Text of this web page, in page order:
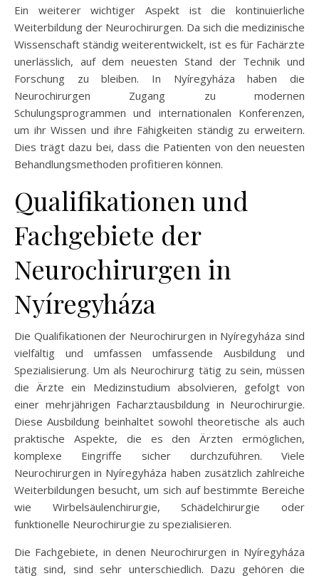
Ein weiterer wichtiger Aspekt ist die kontinuierliche
Weiterbildung der Neurochirurgen. Da sich die medizinische
Wissenschaft ständig weiterentwickelt, ist es für Fachärzte
unerlässlich, auf dem neuesten Stand der Technik und
Forschung zu bleiben. In Nyíregyháza haben die
Neurochirurgen Zugang zu modernen
Schulungsprogrammen und internationalen Konferenzen,
um ihr Wissen und ihre Fähigkeiten ständig zu erweitern.
Dies trägt dazu bei, dass die Patienten von den neuesten
Behandlungsmethoden profitieren können.
Qualifikationen und
Fachgebiete der
Neurochirurgen in
Nyíregyháza
Die Qualifikationen der Neurochirurgen in Nyíregyháza sind
vielfältig und umfassen umfassende Ausbildung und
Spezialisierung. Um als Neurochirurg tätig zu sein, müssen
die Ärzte ein Medizinstudium absolvieren, gefolgt von
einer mehrjährigen Facharztausbildung in Neurochirurgie.
Diese Ausbildung beinhaltet sowohl theoretische als auch
praktische Aspekte, die es den Ärzten ermöglichen,
komplexe Eingriffe sicher durchzuführen. Viele
Neurochirurgen in Nyíregyháza haben zusätzlich zahlreiche
Weiterbildungen besucht, um sich auf bestimmte Bereiche
wie Wirbelsäulenchirurgie, Schädelchirurgie oder
funktionelle Neurochirurgie zu spezialisieren.
Die Fachgebiete, in denen Neurochirurgen in Nyíregyháza
tätig sind, sind sehr unterschiedlich. Dazu gehören die